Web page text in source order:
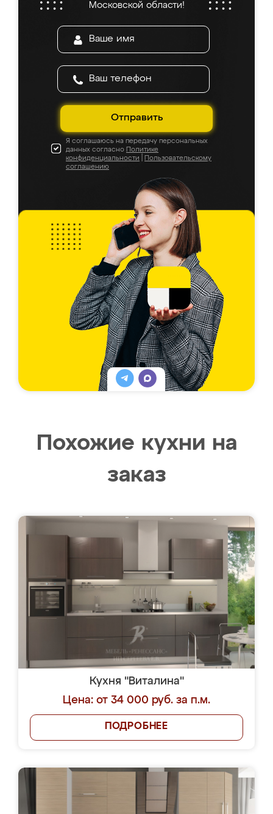
Московской области!
Отправить
Я соглашаюсь на передачу персональных
данных согласно Политике
конфиденциальности
Пользовательскому
соглашению
Похожие кухни на
заказ
Кухня "Виталина"
Цена: от 34 000 руб. за п.м.
ПОДРОБНЕЕ